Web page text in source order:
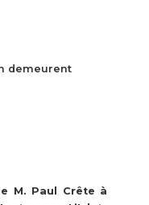
demeurent
M. Paul Crête à